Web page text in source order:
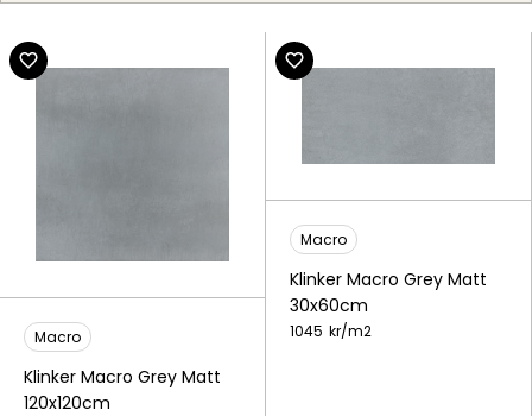
Macro
Klinker Macro Grey Matt
120x120cm
Macro
Klinker Macro Grey Matt
30x60cm
1045 kr/m2